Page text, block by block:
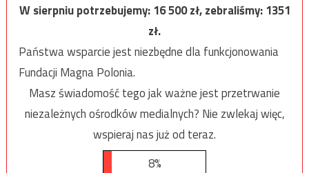
W sierpniu potrzebujemy:16 500zł, zebraliśmy:1351
zł.
Państwa wsparcie jest niezbędne dla funkcjonowania
Fundacji Magna Polonia.
Masz świadomość tego jak ważne jest przetrwanie
niezależnych ośrodków medialnych? Nie zwlekaj więc,
wspieraj nas już od teraz.
8%